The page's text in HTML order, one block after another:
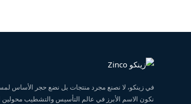
في زينكو، لا نصنع مجرد منتجات بل نضع حجر الأساس
نكون الاسم الأبرز في عالم التأسيس والتشطيب